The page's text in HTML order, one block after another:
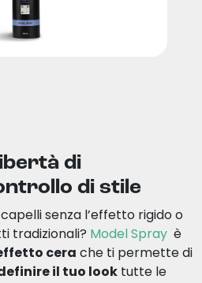
di
di stile
senza l’effetto rigido o
tradizionali? Model Spray è
cera che ti permette di
il tuo look tutte le